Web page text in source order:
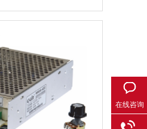
冷
，无水珠凝结
度超过1000 米需降额
室内无腐蚀性气体、液
在线咨询